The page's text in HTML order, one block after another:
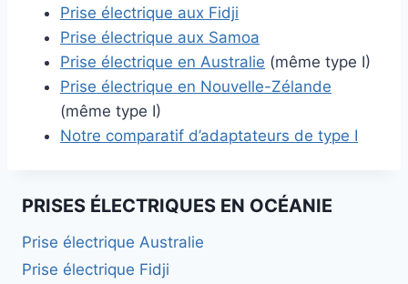
Prise électrique aux Fidji
Prise électrique aux Samoa
Prise électrique en Australie (même type I)
Prise électrique en Nouvelle-Zélande
(même type I)
Notre comparatif d’adaptateurs de type I
PRISES ÉLECTRIQUES EN OCÉANIE
Prise électrique Australie
Prise électrique Fidji